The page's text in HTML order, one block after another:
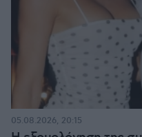
05.08.2026, 20:15